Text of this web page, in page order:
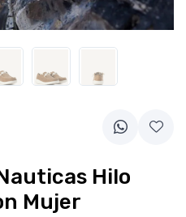
Hilo
Mujer